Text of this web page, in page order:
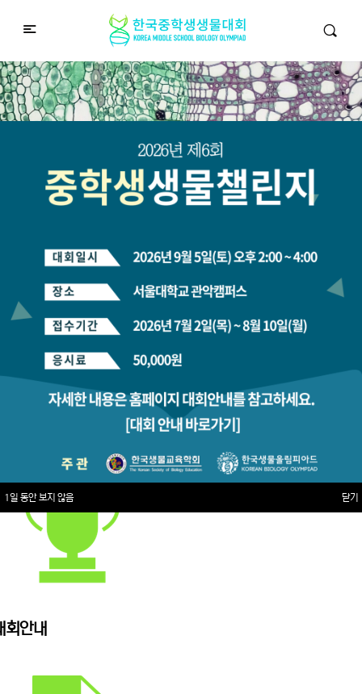
중학생생물챌린지
Middle School Korea Biology Olympiad
2026 대회 접수 안내
회안내
1일 동안 보지 않음 닫기